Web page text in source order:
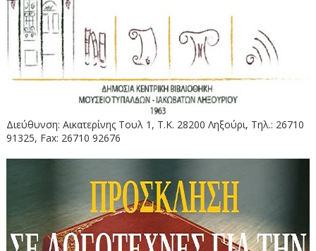
Διεύθυνση: Αικατερίνης Τουλ 1, Τ.Κ. 28200 Ληξούρι, Τηλ.: 26710
91325, Fax: 26710 92676